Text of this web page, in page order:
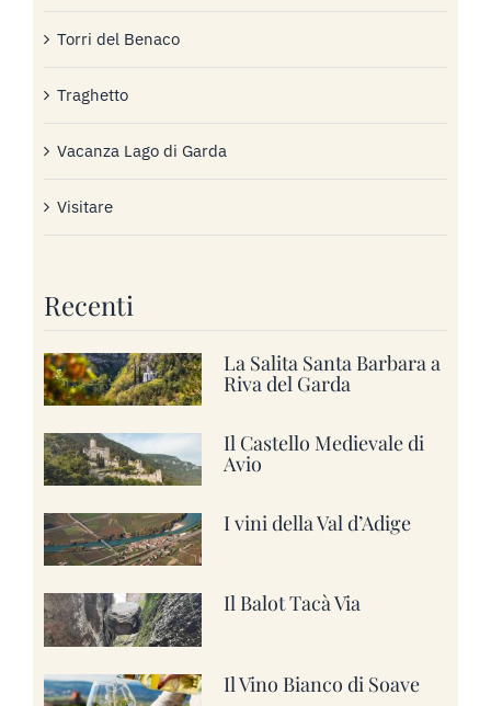
Torri del Benaco
Traghetto
Vacanza Lago di Garda
Visitare
Recenti
La Salita Santa Barbara a
Riva del Garda
Il Castello Medievale di
Avio
I vini della Val d’Adige
Il Balot Tacà Via
Il Vino Bianco di Soave